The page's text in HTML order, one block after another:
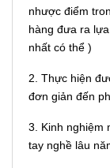
nhược điểm
hàng đưa ra
nhất có thể )
2. Thực hiện
đơn giản đến
3. Kinh nghiệm
tay nghề lâu